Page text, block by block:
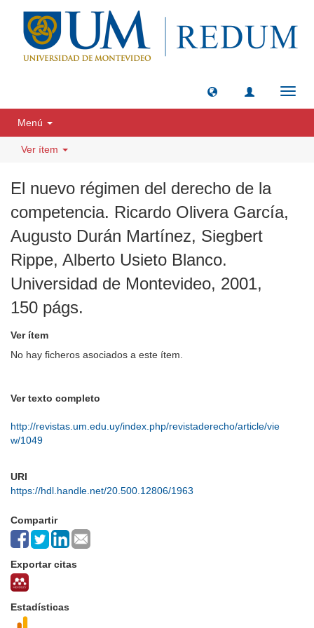
Menú
Ver ítem
El nuevo régimen del derecho de la
competencia. Ricardo Olivera García,
Augusto Durán Martínez, Siegbert
Rippe, Alberto Usieto Blanco.
Universidad de Montevideo, 2001,
150 págs.
Ver ítem
No hay ficheros asociados a este ítem.
Ver texto completo
http://revistas.um.edu.uy/index.php/revistaderecho/article/vie
w/1049
URI
https://hdl.handle.net/20.500.12806/1963
Compartir
Exportar citas
Estadísticas